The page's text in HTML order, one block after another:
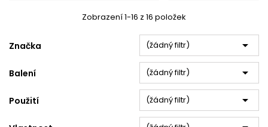
Zobrazení 1-16 z 16 položek
Značka (žádný filtr) 
Balení (žádný filtr) 
Použití (žádný filtr) 